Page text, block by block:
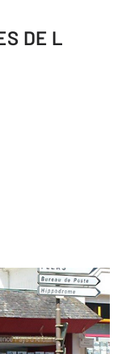
DE L
d'Andaines
Poulain
61140